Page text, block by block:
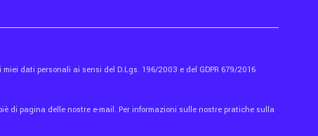
dati personali ai sensi del D.Lgs. 196/2003 e del GDPR 679/2016
di pagina delle nostre e-mail. Per informazioni sulle nostre pratiche sulla